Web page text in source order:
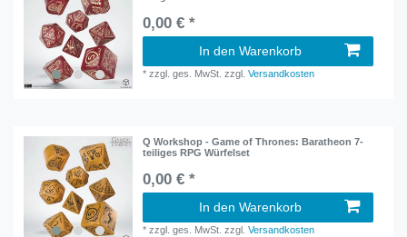
0,00 € *
In den Warenkorb
*zzgl. ges. MwSt. zzgl.Versandkosten
Q Workshop - Game of Thrones: Baratheon 7-
teiliges RPG Würfelset
0,00 € *
In den Warenkorb
*zzgl. ges. MwSt. zzgl.Versandkosten